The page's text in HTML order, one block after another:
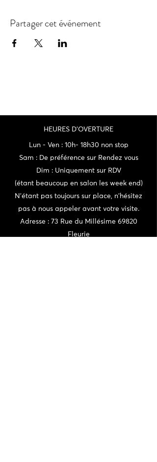
Partager cet événement
HEURES D'OVERTURE
Lun - Ven : 10h- 18h30 non stop
Sam : De préférence sur Rendez vous
Dim : Uniquement sur RDV
(étant beaucoup en salon les week end)
N'étant pas toujours sur place, n'hésitez
pas à nous appeler avant votre visite.
Adresse : 73 Rue du Millésime 69820
Fleurie